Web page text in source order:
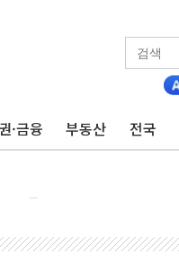
·금융 부동산 전국
물결
동
원 구조
관측
38도 넘으면 중단